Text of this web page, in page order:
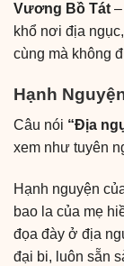
Vương Bồ Tát
khổ nơi địa
cùng mà không
Hạnh
Câu nói “Địa
xem như tuyên
Hạnh nguyện
bao la của mẹ
đọa đày ở địa
đại bi, luôn sẵn